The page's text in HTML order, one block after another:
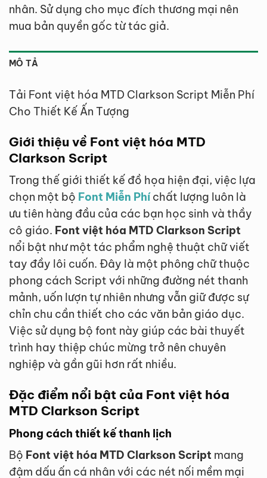
nhân. Sử dụng cho mục đích thương mại nên
mua bản quyền gốc từ tác giả.
MÔ TẢ
Tải Font việt hóa MTD Clarkson Script Miễn Phí
Cho Thiết Kế Ấn Tượng
Giới thiệu về Font việt hóa MTD
Clarkson Script
Trong thế giới thiết kế đồ họa hiện đại, việc lựa
chọn một bộ Font Miễn Phíchất lượng luôn là
ưu tiên hàng đầu của các bạn học sinh và thầy
cô giáo. Font việt hóa MTD Clarkson Script
nổi bật như một tác phẩm nghệ thuật chữ viết
tay đầy lôi cuốn. Đây là một phông chữ thuộc
phong cách Script với những đường nét thanh
mảnh, uốn lượn tự nhiên nhưng vẫn giữ được sự
chỉn chu cần thiết cho các văn bản giáo dục.
Việc sử dụng bộ font này giúp các bài thuyết
trình hay thiệp chúc mừng trở nên chuyên
nghiệp và gần gũi hơn rất nhiều.
Đặc điểm nổi bật của Font việt hóa
MTD Clarkson Script
Phong cách thiết kế thanh lịch
Bộ Font việt hóa MTD Clarkson Script mang
đậm dấu ấn cá nhân với các nét nối mềm mại